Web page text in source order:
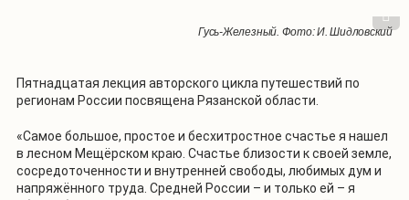
Гусь-Железный. Фото: И. Шидловский
"Пьяный лес". Фото: И. Шидловский
Касимов. Фото: И. Шидловский
Пятнадцатая лекция авторского цикла путешествий по
регионам России посвящена Рязанской области.
«Самое большое, простое и бесхитростное счастье я нашел
в лесном Мещёрском краю. Счастье близости к своей земле,
сосредоточенности и внутренней свободы, любимых дум и
напряжённого труда. Средней России – и только ей – я